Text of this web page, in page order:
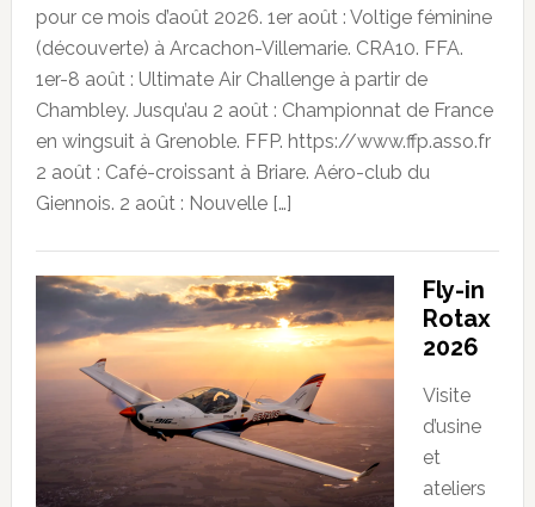
pour ce mois d’août 2026. 1er août : Voltige féminine
(découverte) à Arcachon-Villemarie. CRA10. FFA.
1er-8 août : Ultimate Air Challenge à partir de
Chambley. Jusqu’au 2 août : Championnat de France
en wingsuit à Grenoble. FFP. https://www.ffp.asso.fr
2 août : Café-croissant à Briare. Aéro-club du
Giennois. 2 août : Nouvelle […]
Fly-in
Rotax
2026
Visite
d’usine
et
ateliers